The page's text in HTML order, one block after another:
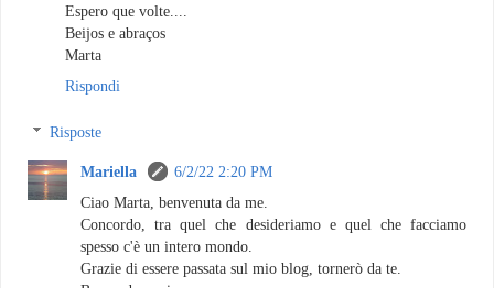
Espero que volte....
Beijos e abraços
Marta
Rispondi
Risposte
Mariella
6/2/22 2:20 PM
Ciao Marta, benvenuta da me.
Concordo, tra quel che desideriamo e quel che facciamo
spesso c'è un intero mondo.
Grazie di essere passata sul mio blog, tornerò da te.